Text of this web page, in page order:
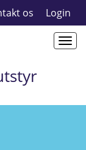
os Login